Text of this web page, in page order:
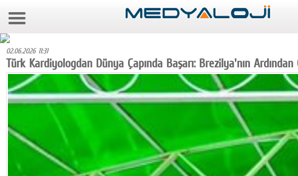
6 Ağustos 2026 5:26:59
Foto Galeri
Video Galeri
Gazeteler
Medya
Reyting-tiraj
02.06.2026 11:31
Türk Kardiyologdan Dünya Çapında Başarı: Brezilya'nın